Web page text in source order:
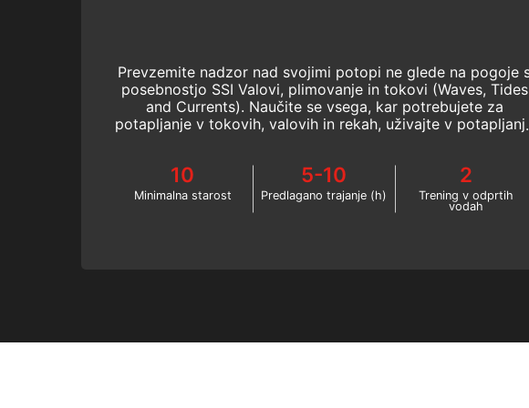
Prevzemite nadzor nad svojimi potopi ne glede na pogoje
posebnostjo SSI Valovi, plimovanje in tokovi (Waves, Tides
and Currents). Naučite se vsega, kar potrebujete za
potapljanje v tokovih, valovih in rekah, uživajte v
10
Minimalna starost
5-10
Predlagano trajanje (h)
2
Trening v odprtih
vodah